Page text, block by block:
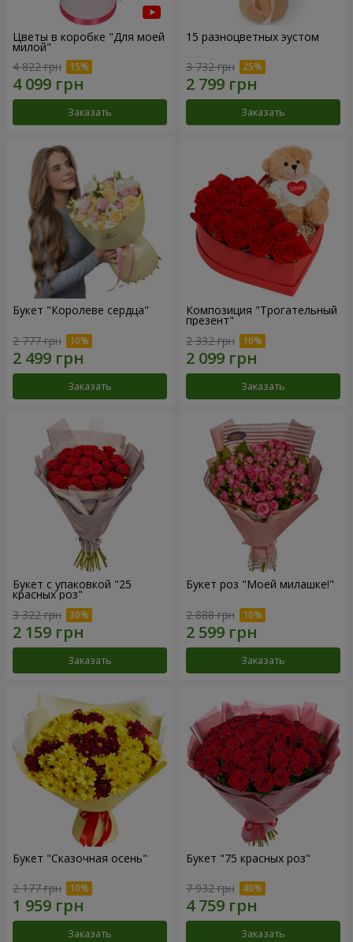
Цветы в коробке "Для моей
милой"
4 822 грн
Заказать
15 разноцветных эустом
3 732 грн
Заказать
Букет "Королеве сердца"
2 777 грн
Заказать
Композиция "Трогательный
презент"
2 332 грн
Заказать
Букет с упаковкой "25
красных роз"
3 322 грн
Заказать
Букет роз "Моей милашке!"
2 888 грн
Заказать
Букет "Сказочная осень"
2 177 грн
Заказать
Букет "75 красных роз"
7 932 грн
Заказать